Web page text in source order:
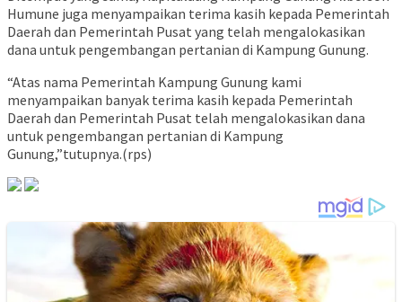
Humune juga menyampaikan terima kasih kepada Pemerintah
Daerah dan Pemerintah Pusat yang telah mengalokasikan
dana untuk pengembangan pertanian di Kampung Gunung.
“Atas nama Pemerintah Kampung Gunung kami
menyampaikan banyak terima kasih kepada Pemerintah
Daerah dan Pemerintah Pusat telah mengalokasikan dana
untuk pengembangan pertanian di Kampung
Gunung,”tutupnya.(rps)